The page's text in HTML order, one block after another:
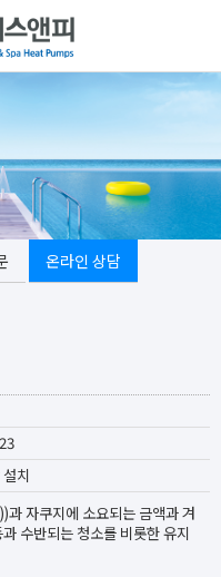
온라인 상담
치
과 자쿠지에 소요되는 금액과 겨
수반되는 청소를 비롯한 유지